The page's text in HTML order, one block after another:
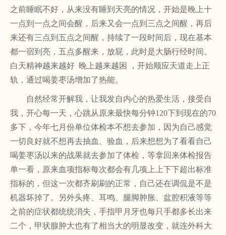
之前睡眠不好，从来没有睡到天亮的情况，开始是晚上十
一点到一点之间会醒，后来又会一点到三点之间醒，再后
来还有三点到五点之间醒，持续了一段时间后，现在基本
都一宿到亮，五点多醒来，放屁，此时是大肠行经时间。
白天精神越来越好 晚上越来越困 ，开始顺应天道走上正
轨，通过喝姜枣汤增加了热能。
自然经常开解我，让我发自内心的热爱生活，接受自
我，开心每一天，心跳从原来最快每分钟120下到现在的70
多下，今年七月份单位体检本不想去参加，因为自己感觉
一切良好就不想再去抽血、验血，后来想想为了看看自己
喝姜枣汤以来的战果就去参加了体检，等拿回来体检报告
单一看，原来血项指标每次都会有几项上上下下超出标准
指标的，但这一次都齐刷刷的正常，自己还在调侃是不是
机器坏掉了。另外头疼、耳鸣、腿脚肿胀、盆腔积液等等
之前的症状都统统消失，手指甲月牙也每只手都多长出来
二个，甲状腺肿大也有了相当大的明显改变，就连外科大